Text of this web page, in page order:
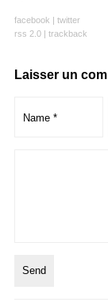
facebook | twitter
rss 2.0| trackback
Laisser un